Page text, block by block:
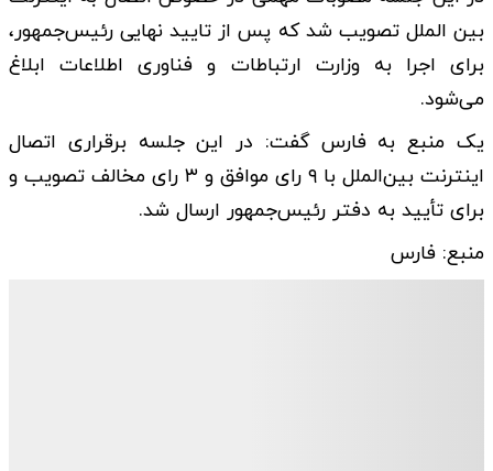
بین الملل تصویب شد که پس از تایید نهایی رئیس‌جمهور،
برای اجرا به وزارت ارتباطات و فناوری اطلاعات ابلاغ
می‌شود.
یک منبع به فارس گفت: در این جلسه برقراری اتصال
اینترنت بین‌الملل با ۹ رای موافق و ۳ رای مخالف تصویب و
برای تأیید به دفتر رئیس‌جمهور ارسال شد.
منبع: فارس